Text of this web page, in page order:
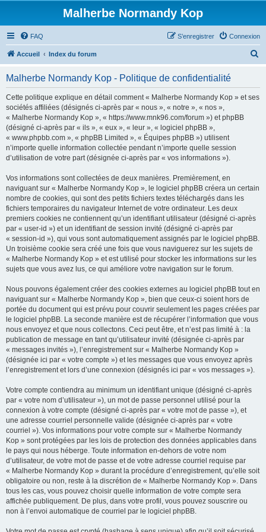
Malherbe Normandy Kop
FAQ Connexion
S’enregistrer
Accueil Index du forum
Malherbe Normandy Kop - Politique de confidentialité
Cette politique explique en détail comment « Malherbe Normandy Kop » et ses
sociétés affiliées (désignés ci-après par « nous », « notre », « nos »,
« Malherbe Normandy Kop », « https://www.mnk96.com/forum ») et phpBB
(désigné ci-après par « ils », « eux », « leur », « logiciel phpBB »,
« www.phpbb.com », « phpBB Limited », « Équipes phpBB ») utilisent
n’importe quelle information collectée pendant n’importe quelle session
d’utilisation de votre part (désignée ci-après par « vos informations »).
Vos informations sont collectées de deux manières. Premièrement, en
naviguant sur « Malherbe Normandy Kop », le logiciel phpBB créera un certain
nombre de cookies, qui sont des petits fichiers textes téléchargés dans les
fichiers temporaires du navigateur Internet de votre ordinateur. Les deux
premiers cookies ne contiennent qu’un identifiant utilisateur (désigné ci-après
par « user-id ») et un identifiant de session invité (désigné ci-après par
« session-id »), qui vous sont automatiquement assignés par le logiciel phpBB.
Un troisième cookie sera créé une fois que vous naviguerez sur les sujets de
« Malherbe Normandy Kop » et est utilisé pour stocker les informations sur les
sujets que vous avez lus, ce qui améliore votre navigation sur le forum.
Nous pouvons également créer des cookies externes au logiciel phpBB tout en
naviguant sur « Malherbe Normandy Kop », bien que ceux-ci soient hors de
portée du document qui est prévu pour couvrir seulement les pages créées par
le logiciel phpBB. La seconde manière est de récupérer l’information que vous
nous envoyez et que nous collectons. Ceci peut être, et n’est pas limité à : la
publication de message en tant qu’utilisateur invité (désignée ci-après par
« messages invités »), l’enregistrement sur « Malherbe Normandy Kop »
(désignée ici par « votre compte ») et les messages que vous envoyez après
l’enregistrement et lors d’une connexion (désignés ici par « vos messages »).
Votre compte contiendra au minimum un identifiant unique (désigné ci-après
par « votre nom d’utilisateur »), un mot de passe personnel utilisé pour la
connexion à votre compte (désigné ci-après par « votre mot de passe »), et
une adresse courriel personnelle valide (désignée ci-après par « votre
courriel »). Vos informations pour votre compte sur « Malherbe Normandy
Kop » sont protégées par les lois de protection des données applicables dans
le pays qui nous héberge. Toute information en-dehors de votre nom
d’utilisateur, de votre mot de passe et de votre adresse courriel requise par
« Malherbe Normandy Kop » durant la procédure d’enregistrement, qu’elle soit
obligatoire ou non, reste à la discrétion de « Malherbe Normandy Kop ». Dans
tous les cas, vous pouvez choisir quelle information de votre compte sera
affichée publiquement. De plus, dans votre profil, vous pouvez souscrire ou
non à l’envoi automatique de courriel par le logiciel phpBB.